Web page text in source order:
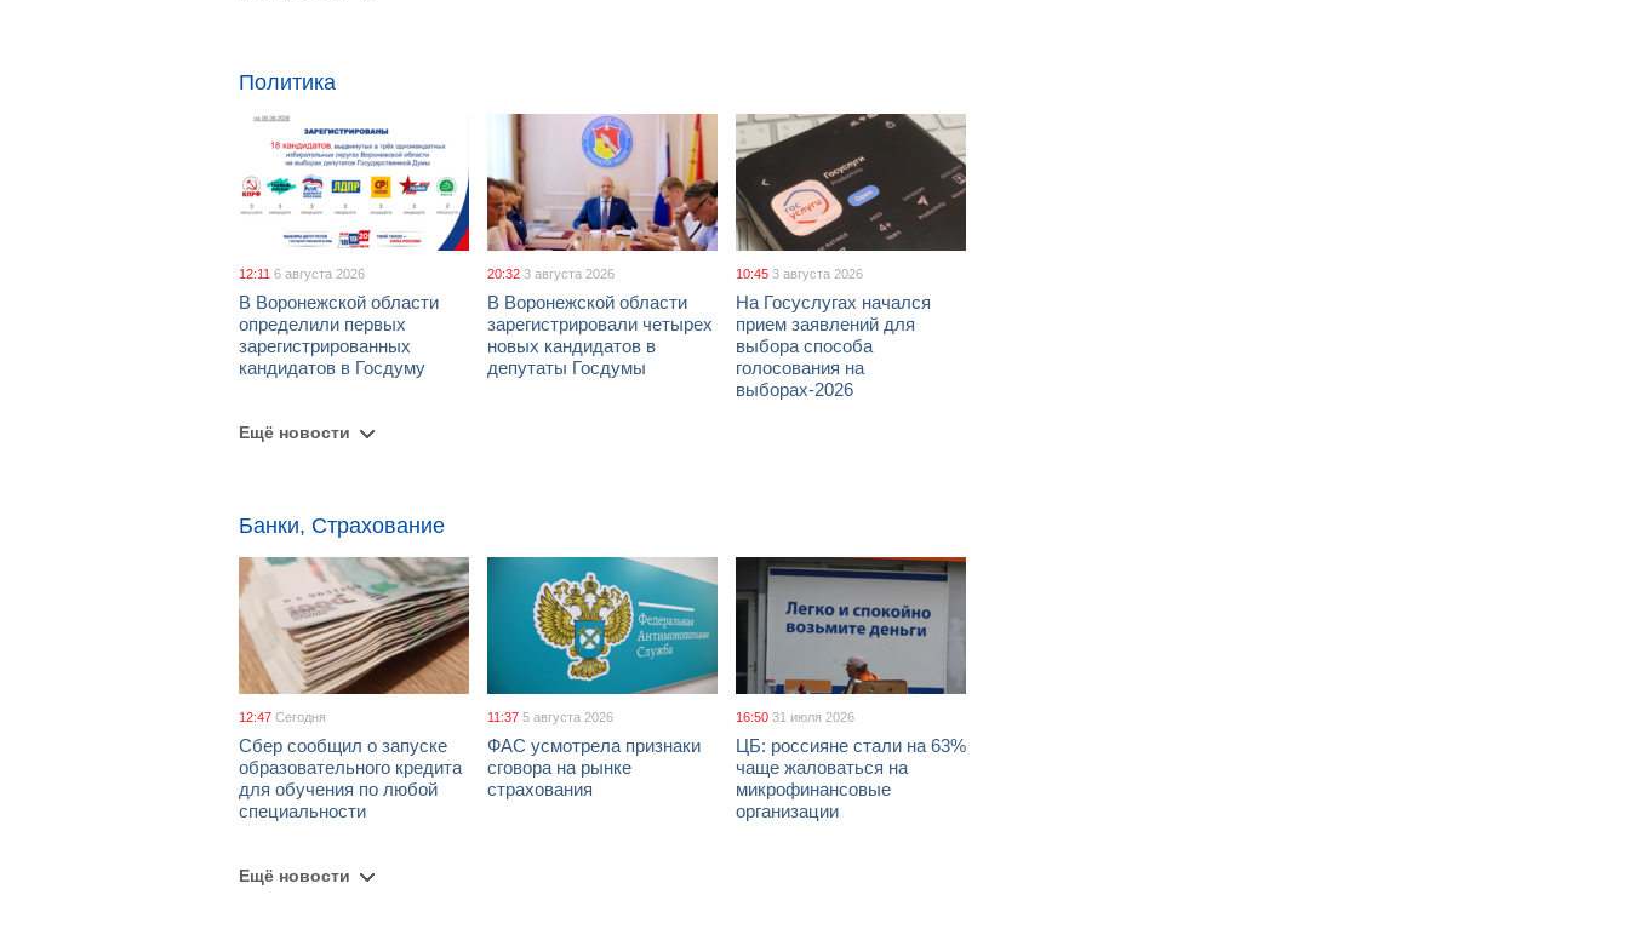
Политика
12:11 6 августа 2026
В Воронежской области
определили первых
зарегистрированных
кандидатов в Госдуму
20:32 3 августа 2026
В Воронежской области
зарегистрировали четырех
новых кандидатов в
депутаты Госдумы
10:45 3 августа 2026
На Госуслугах начался
прием заявлений для
выбора способа
голосования на
выборах-2026
Ещё новости
Банки, Страхование
12:47 Сегодня
Сбер сообщил о запуске
образовательного кредита
для обучения по любой
специальности
11:37 5 августа 2026
ФАС усмотрела признаки
сговора на рынке
страхования
16:50 31 июля 2026
ЦБ: россияне стали на 63%
чаще жаловаться на
микрофинансовые
организации
Ещё новости